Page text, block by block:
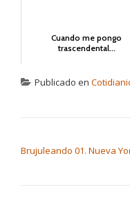
Cuando me pongo
trascendental...
Publicado en
Brujuleando 01. Nueva